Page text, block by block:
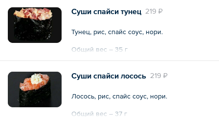
219 ₽
Суши спайси тунец
Тунец, рис, спайс соус, нори.
Общий вес – 35 г
219 ₽
Суши спайси лосось
Лосось, рис, спайс соус, нори.
Общий вес – 37 г